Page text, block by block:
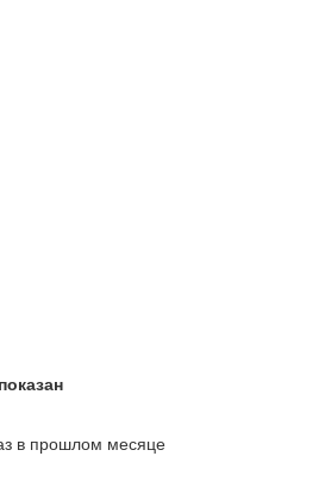
в прошлом месяце